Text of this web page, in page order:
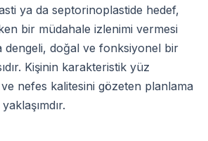
ya da septorinoplastide hedef,
bir müdahale izlenimi vermesi
dengeli, doğal ve fonksiyonel bir
Kişinin karakteristik yüz
nefes kalitesini gözeten planlama